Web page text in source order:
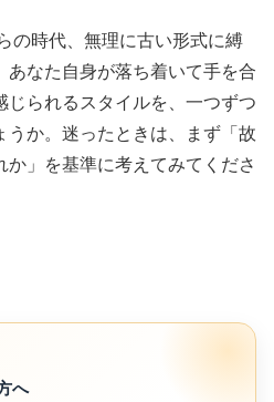
の時代、無理に古い形式に縛
あなた自身が落ち着いて手を合
じられるスタイルを、一つずつ
うか。迷ったときは、まず「故
か」を基準に考えてみてくださ
へ